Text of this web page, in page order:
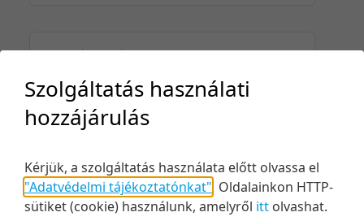
Feltöltés idejéig
Szolgáltatás használati
hozzájárulás
Kérjük, a szolgáltatás használata előtt olvassa el
"Adatvédelmi tájékoztatónkat" Oldalainkon HTTP-
sütiket (cookie) használunk, amelyről itt olvashat.